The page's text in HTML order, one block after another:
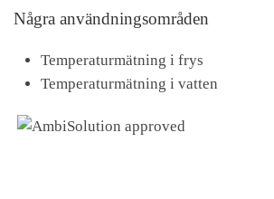
Några användningsområden
Temperaturmätning i frys
Temperaturmätning i vatten